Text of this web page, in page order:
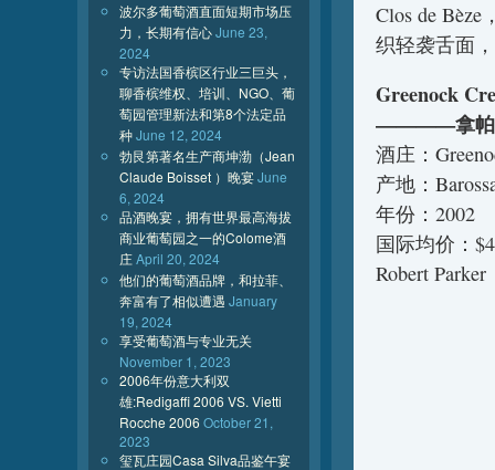
Clos de
织轻袭舌面
Greenock
————拿帕
酒庄：
产地：
年份：2002
国际均价：
Robert Parker
波尔多葡萄酒直面短期市场压
力，长期有信心June 23,
2024
专访法国香槟区行业三巨头，
聊香槟维权、培训、NGO、葡
萄园管理新法和第8个法定品
种June 12, 2024
勃艮第著名生产商坤渤（Jean
Claude Boisset ）晚宴June
6, 2024
品酒晚宴，拥有世界最高海拔
商业葡萄园之一的Colome酒
庄April 20, 2024
他们的葡萄酒品牌，和拉菲、
奔富有了相似遭遇 January
19, 2024
享受葡萄酒与专业无关
November 1, 2023
2006年份意大利双
雄:Redigaffi 2006 VS. Vietti
Rocche 2006 October 21,
2023
玺瓦庄园Casa Silva品鉴午宴